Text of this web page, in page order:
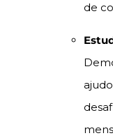
de